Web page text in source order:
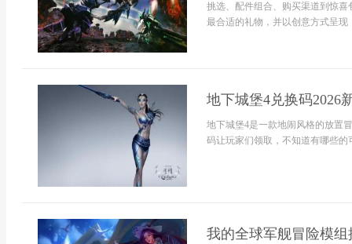
挑选、配件组合、购买渠道到惊
最合适的礼物，并以创意方式呈现
地下城堡4兑换码2026
地下城堡4是一款地闹风格的放置
码让玩家们领取，不知道有哪些的
我的全球军舰冒险模